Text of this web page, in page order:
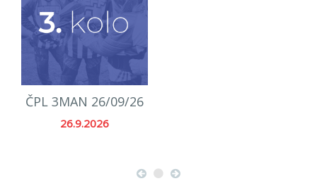
ČPL 3MAN 26/09/26
26.9.2026